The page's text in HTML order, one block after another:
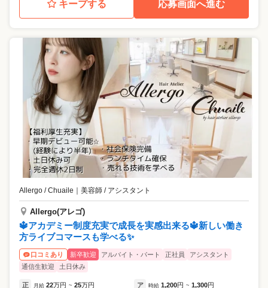
キープする 応募画面へ進む
Allergo / Chuaile 美容師 / アシスタント
Allergo(アレゴ)
🔱アカデミー制度充実で成長を実感出来る🔱新しい働き
方ライブコマースも学べる✨
口コミあり 新卒歓迎 アルバイト・パート 正社員
アシスタント
通信生歓迎
土日休み
正 月給 22万円 ~ 25万円 ア 時給 1,200円 ~ 1,300円